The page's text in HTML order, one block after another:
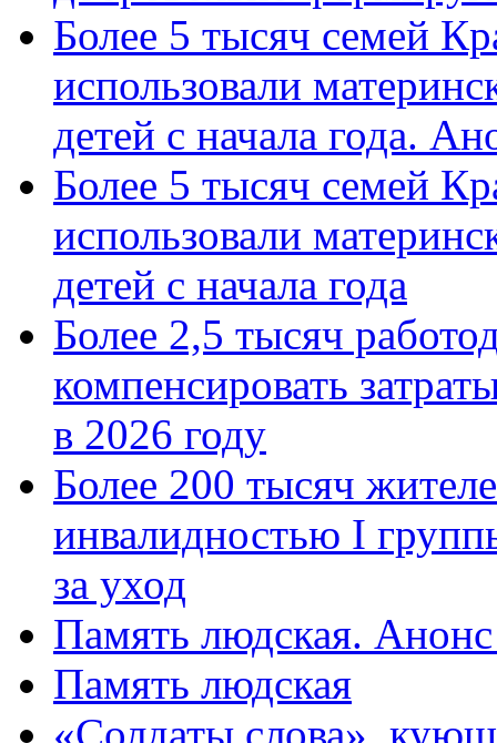
Более 5 тысяч семей
использовали
детей с начала года.
Более 5 тысяч семей
использовали
детей с начала года
Более 2,5 тысяч
компенсировать
в 2026 году
Более 200 тысяч
инвалидностью I
за уход
Память людская.
Память людская
«Солдаты слова»,